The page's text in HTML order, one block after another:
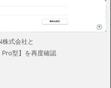
株式会社と
Pro型】を再度確認